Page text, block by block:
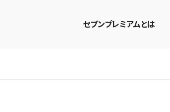
セブンプレミアムとは